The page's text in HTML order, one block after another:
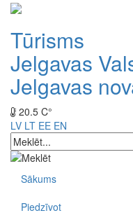
Tūrisms
Jelgavas
Jelgavas
20.5 C°
LV LT EE EN
Sākums
Piedzīvot